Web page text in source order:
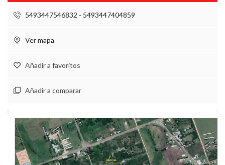
5493447546832 - 5493447404859
Ver mapa
Añadir a favoritos
Añadir a comparar